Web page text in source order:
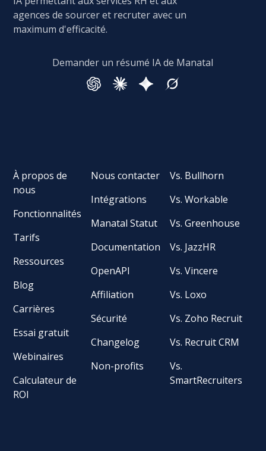
agences de sourcer et recruter avec un
maximum d'efficacité.
Demander un résumé IA de Manatal
À propos de
nous
Fonctionnalités
Tarifs
Ressources
Blog
Carrières
Essai gratuit
Webinaires
Calculateur de
ROI
Nous contacter
Intégrations
Manatal Statut
Documentation
OpenAPI
Affiliation
Sécurité
Changelog
Non-profits
Vs. Bullhorn
Vs. Workable
Vs. Greenhouse
Vs. JazzHR
Vs. Vincere
Vs. Loxo
Vs. Zoho Recruit
Vs. Recruit CRM
Vs.
SmartRecruiters